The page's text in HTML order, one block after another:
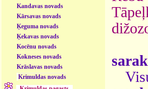
Kandavas novads
Kārsavas novads
Ķeguma novads
Ķekavas novads
Kocēnu novads
Kokneses novads
Krāslavas novads
Krimuldas novads